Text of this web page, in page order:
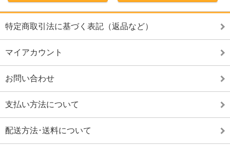
特定商取引法に基づく表記（返品など）
マイアカウント
お問い合わせ
支払い方法について
配送方法･送料について